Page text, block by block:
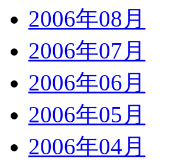
2006年08月
2006年07月
2006年06月
2006年05月
2006年04月